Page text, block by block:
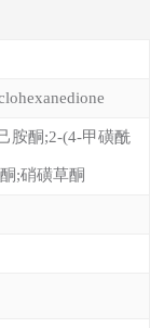
胺酮;2-(4-甲磺酰
;硝磺草酮